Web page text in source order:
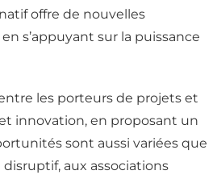
offre de nouvelles
s’appuyant sur la puissance
les porteurs de projets et
innovation, en proposant un
sont aussi variées que
aux associations